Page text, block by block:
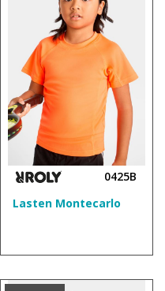
0425B
Lasten Montecarlo